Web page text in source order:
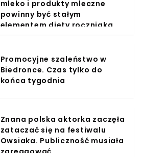
mleko i produkty mleczne
powinny być stałym
elementem diety roczniaka
Promocyjne szaleństwo w
Biedronce. Czas tylko do
końca tygodnia
Znana polska aktorka zaczęła
zataczać się na festiwalu
Owsiaka. Publiczność musiała
zareagować